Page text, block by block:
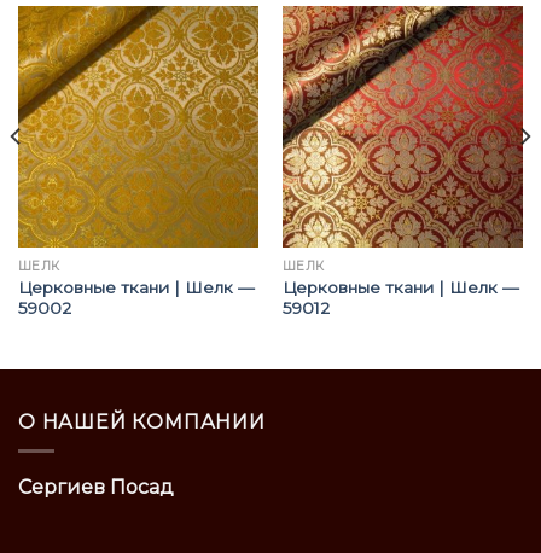
ШЁЛК
Церковные ткани | Шелк —
59002
ШЁЛК
Церковные ткани | Шелк —
59012
О НАШЕЙ КОМПАНИИ
Сергиев Посад